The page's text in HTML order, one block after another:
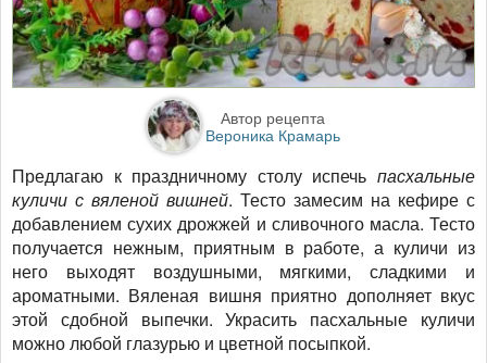
Автор рецепта
Вероника Крамарь
Предлагаю к праздничному столу испечь пасхальные
куличи с вяленой вишней. Тесто замесим на кефире с
добавлением сухих дрожжей и сливочного масла. Тесто
получается нежным, приятным в работе, а куличи из
него выходят воздушными, мягкими, сладкими и
ароматными. Вяленая вишня приятно дополняет вкус
этой сдобной выпечки. Украсить пасхальные куличи
можно любой глазурью и цветной посыпкой.